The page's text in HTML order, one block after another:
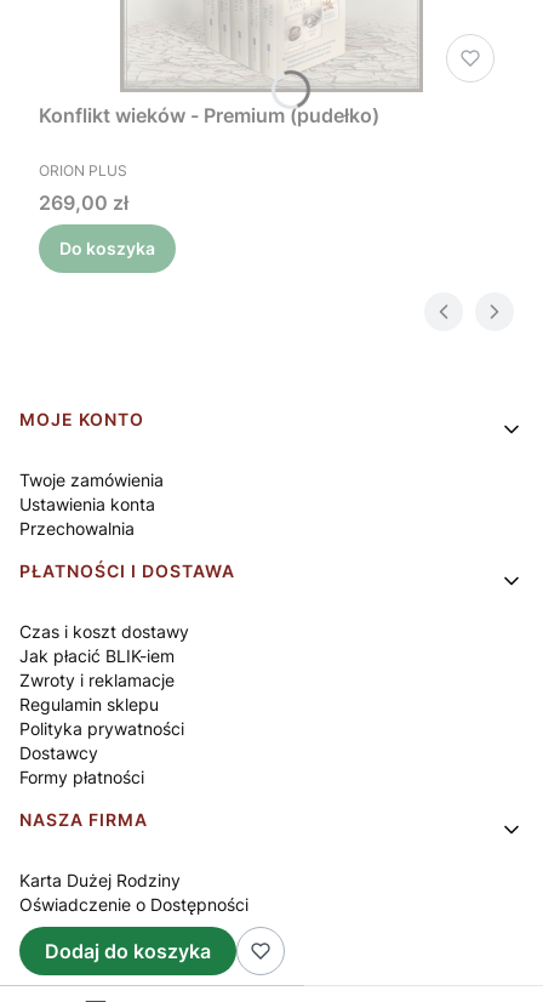
Konflikt wieków - Premium (pudełko)
PRODUCENT
ORION PLUS
Cena
269,00 zł
Do koszyka
Linki w stopce
MOJE KONTO
Twoje zamówienia
Ustawienia konta
Przechowalnia
PŁATNOŚCI I DOSTAWA
Czas i koszt dostawy
Jak płacić BLIK-iem
Zwroty i reklamacje
Regulamin sklepu
Polityka prywatności
Dostawcy
Formy płatności
NASZA FIRMA
Karta Dużej Rodziny
Oświadczenie o Dostępności
O nas
Kontakt
Dodaj do koszyka